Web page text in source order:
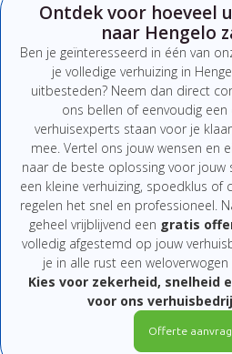
Ontdek voor hoeveel
naar Hengelo
Ben je geïnteresseerd in één van
je volledige verhuizing in
uitbesteden? Neem dan direct
ons bellen of eenvoudig een
verhuisexperts staan voor je klaar
mee. Vertel ons jouw wensen en
naar de beste oplossing voor jouw
een kleine verhuizing, spoedklus of
regelen het snel en professioneel.
geheel vrijblijvend een gratis
volledig afgestemd op jouw
je in alle rust een weloverwogen
Kies voor zekerheid, snelheid
voor ons
Offerte